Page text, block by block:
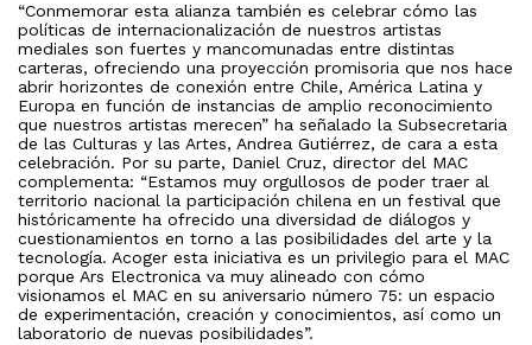
“Conmemorar esta alianza también es celebrar cómo las
políticas de internacionalización de nuestros artistas
mediales son fuertes y mancomunadas entre distintas
carteras, ofreciendo una proyección promisoria que nos hace
abrir horizontes de conexión entre Chile, América Latina y
Europa en función de instancias de amplio reconocimiento
que nuestros artistas merecen” ha señalado la Subsecretaria
de las Culturas y las Artes, Andrea Gutiérrez, de cara a esta
celebración. Por su parte, Daniel Cruz, director del MAC
complementa: “Estamos muy orgullosos de poder traer al
territorio nacional la participación chilena en un festival que
históricamente ha ofrecido una diversidad de diálogos y
cuestionamientos en torno a las posibilidades del arte y la
tecnología. Acoger esta iniciativa es un privilegio para el MAC
porque Ars Electronica va muy alineado con cómo
visionamos el MAC en su aniversario número 75: un espacio
de experimentación, creación y conocimientos, así como un
laboratorio de nuevas posibilidades”.